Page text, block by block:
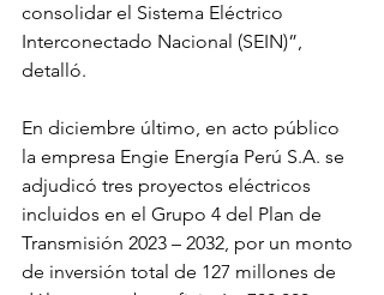
consolidar el Sistema Eléctrico
Interconectado Nacional (SEIN)”,
detalló.
En diciembre último, en acto público
la empresa Engie Energía Perú S.A. se
adjudicó tres proyectos eléctricos
incluidos en el Grupo 4 del Plan de
Transmisión 2023 – 2032, por un monto
de inversión total de 127 millones de